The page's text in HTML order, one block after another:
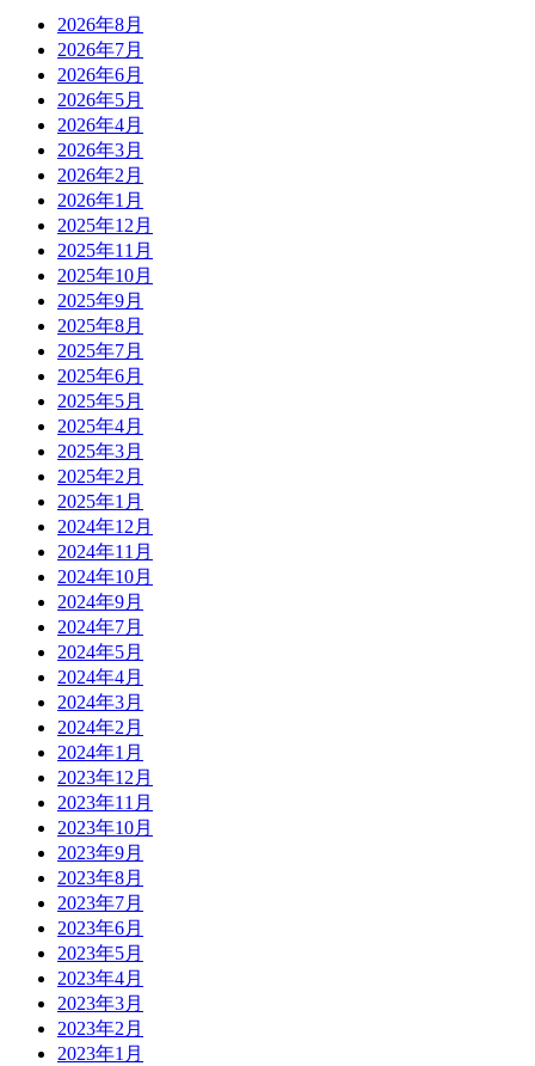
2026年8月
2026年7月
2026年6月
2026年5月
2026年4月
2026年3月
2026年2月
2026年1月
2025年12月
2025年11月
2025年10月
2025年9月
2025年8月
2025年7月
2025年6月
2025年5月
2025年4月
2025年3月
2025年2月
2025年1月
2024年12月
2024年11月
2024年10月
2024年9月
2024年7月
2024年5月
2024年4月
2024年3月
2024年2月
2024年1月
2023年12月
2023年11月
2023年10月
2023年9月
2023年8月
2023年7月
2023年6月
2023年5月
2023年4月
2023年3月
2023年2月
2023年1月